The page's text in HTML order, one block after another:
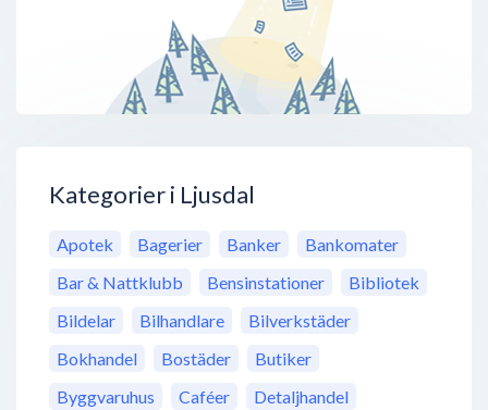
Kategorier i Ljusdal
Apotek Bagerier Banker
Bankomater
Bar & Nattklubb
Bensinstationer
Bibliotek
Bildelar
Bilhandlare
Bilverkstäder
Bokhandel
Bostäder
Butiker
Byggvaruhus
Caféer
Detaljhandel